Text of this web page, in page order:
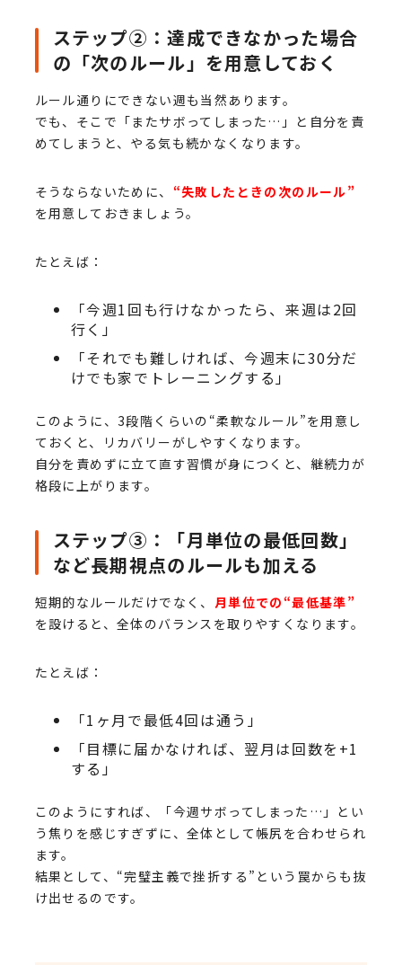
ステップ②：達成できなかった場合
の「次のルール」を用意しておく
ルール通りにできない週も当然あります。
でも、そこで「またサボってしまった…」と自分を責
めてしまうと、やる気も続かなくなります。
そうならないために、 “失敗したときの次のルール”
を用意しておきましょう。
たとえば：
「今週1回も行けなかったら、来週は2回
行く」
「それでも難しければ、今週末に30分だ
けでも家でトレーニングする」
このように、3段階くらいの“柔軟なルール”を用意し
ておくと、リカバリーがしやすくなります。
自分を責めずに立て直す習慣が身につくと、継続力が
格段に上がります。
ステップ③：「月単位の最低回数」
など長期視点のルールも加える
短期的なルールだけでなく、 月単位での“最低基準”
を設けると、全体のバランスを取りやすくなります。
たとえば：
「1ヶ月で最低4回は通う」
「目標に届かなければ、翌月は回数を+1
する」
このようにすれば、「今週サボってしまった…」とい
う焦りを感じすぎずに、全体として帳尻を合わせられ
ます。
結果として、“完璧主義で挫折する”という罠からも抜
け出せるのです。